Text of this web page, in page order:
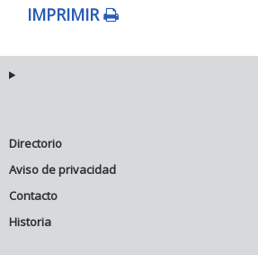
IMPRIMIR
Directorio
Aviso de privacidad
Contacto
Historia